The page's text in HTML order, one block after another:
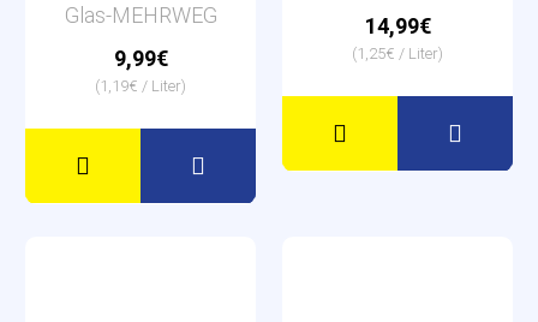
Glas-MEHRWEG
9,99€
(1,19€ / Liter)
14,99€
(1,25€ / Liter)